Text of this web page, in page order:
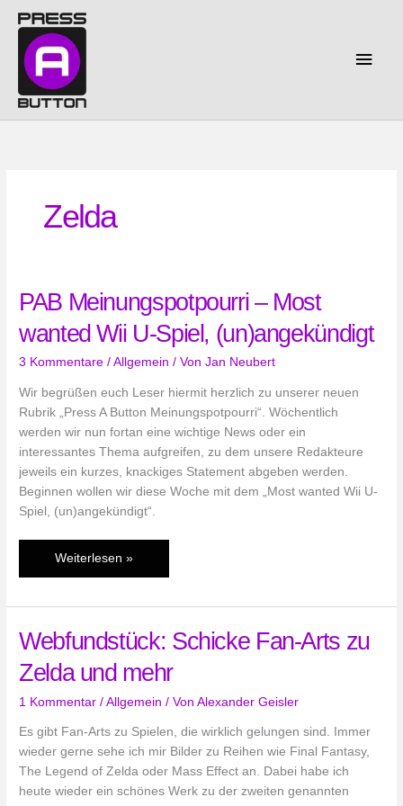
Inhalt
springen
Zelda
PAB Meinungspotpourri – Most
wanted Wii U-Spiel, (un)angekündigt
3 Kommentare /Allgemein / VonJan Neubert
Wir begrüßen euch Leser hiermit herzlich zu unserer neuen
Rubrik „Press A Button Meinungspotpourri“. Wöchentlich
werden wir nun fortan eine wichtige News oder ein
interessantes Thema aufgreifen, zu dem unsere Redakteure
jeweils ein kurzes, knackiges Statement abgeben werden.
Beginnen wollen wir diese Woche mit dem „Most wanted Wii U-
Spiel, (un)angekündigt“.
PAB
Meinungspotpourri
wanted
U-
Spiel,
Weiterlesen »
Webfundstück: Schicke Fan-Arts zu
Zelda und mehr
1 Kommentar /Allgemein / VonAlexander Geisler
Es gibt Fan-Arts zu Spielen, die wirklich gelungen sind. Immer
wieder gerne sehe ich mir Bilder zu Reihen wie Final Fantasy,
The Legend of Zelda oder Mass Effect an. Dabei habe ich
heute wieder ein schönes Werk zu der zweiten genannten